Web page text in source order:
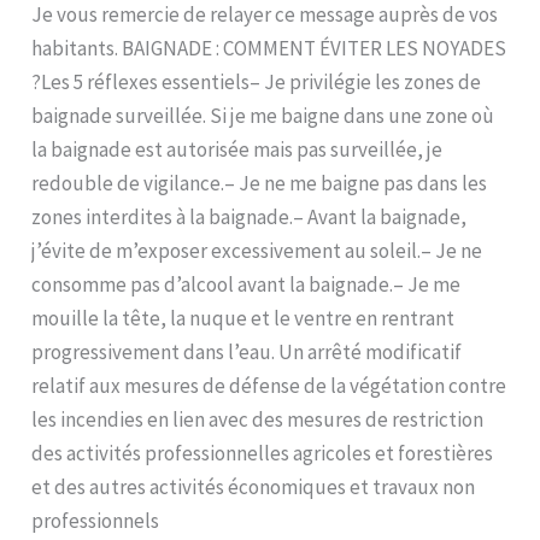
Je vous remercie de relayer ce message auprès de vos
habitants. BAIGNADE : COMMENT ÉVITER LES NOYADES
?Les 5 réflexes essentiels– Je privilégie les zones de
baignade surveillée. Si je me baigne dans une zone où
la baignade est autorisée mais pas surveillée, je
redouble de vigilance.– Je ne me baigne pas dans les
zones interdites à la baignade.– Avant la baignade,
j’évite de m’exposer excessivement au soleil.– Je ne
consomme pas d’alcool avant la baignade.– Je me
mouille la tête, la nuque et le ventre en rentrant
progressivement dans l’eau. Un arrêté modificatif
relatif aux mesures de défense de la végétation contre
les incendies en lien avec des mesures de restriction
des activités professionnelles agricoles et forestières
et des autres activités économiques et travaux non
professionnels